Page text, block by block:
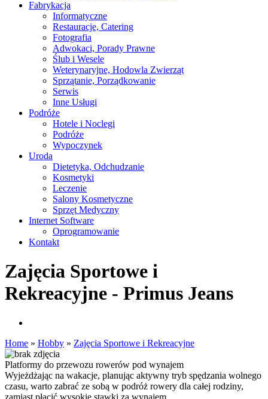
Fabrykacja
Informatyczne
Restauracje, Catering
Fotografia
Adwokaci, Porady Prawne
Ślub i Wesele
Weterynaryjne, Hodowla Zwierząt
Sprzątanie, Porządkowanie
Serwis
Inne Usługi
Podróże
Hotele i Noclegi
Podróże
Wypoczynek
Uroda
Dietetyka, Odchudzanie
Kosmetyki
Leczenie
Salony Kosmetyczne
Sprzęt Medyczny
Internet Software
Oprogramowanie
Kontakt
Zajęcia Sportowe i
Rekreacyjne - Primus Jeans
Home » Hobby » Zajęcia Sportowe i Rekreacyjne
Platformy do przewozu rowerów pod wynajem
Wyjeżdżając na wakacje, planując aktywny tryb spędzania wolnego
czasu, warto zabrać ze sobą w podróż rowery dla całej rodziny,
zamiast płacić wysokie stawki za wynajem...